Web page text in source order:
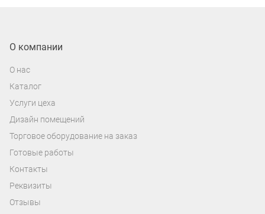
О компании
О нас
Каталог
Услуги цеха
Дизайн помещений
Торговое оборудование на заказ
Готовые работы
Контакты
Реквизиты
Отзывы